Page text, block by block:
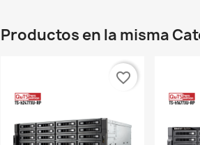
Productos en la misma
favorite_border